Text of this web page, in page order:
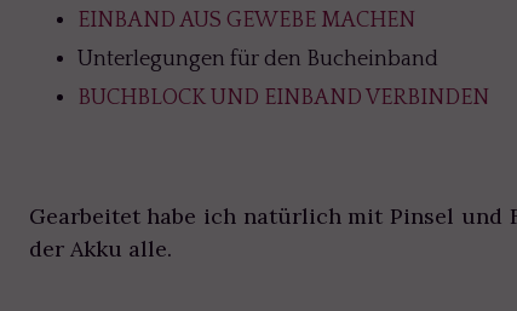
EINBAND AUS GEWEBE MACHEN
Unterlegungen für den Bucheinband
BUCHBLOCK UND EINBAND VERBINDEN
Gearbeitet habe ich natürlich mit Pinsel und
der Akku alle.